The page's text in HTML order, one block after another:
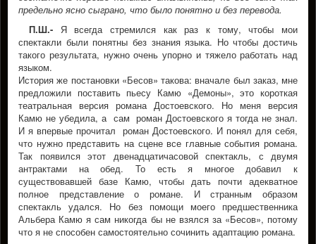
предельно ясно сыграно, что было понятно и без перевода.
П.Ш.- Я всегда стремился как раз к тому, чтобы мои
спектакли были понятны без знания языка. Но чтобы достичь
такого результата, нужно очень упорно и тяжело работать над
языком.
История же постановки «Бесов» такова: вначале был заказ, мне
предложили поставить пьесу Камю «Демоны», это короткая
театральная версия романа Достоевского. Но меня версия
Камю не убедила, а сам роман Достоевского я тогда не знал.
И я впервые прочитал роман Достоевского. И понял для себя,
что нужно представить на сцене все главные события романа.
Так появился этот двенадцатичасовой спектакль, с двумя
антрактами на обед. То есть я многое добавил к
существовавшей базе Камю, чтобы дать почти адекватное
полное представление о романе. И странным образом
спектакль удался. Но без помощи моего предшественника
Альбера Камю я сам никогда бы не взялся за «Бесов», потому
что я не способен самостоятельно сочинить адаптацию романа.